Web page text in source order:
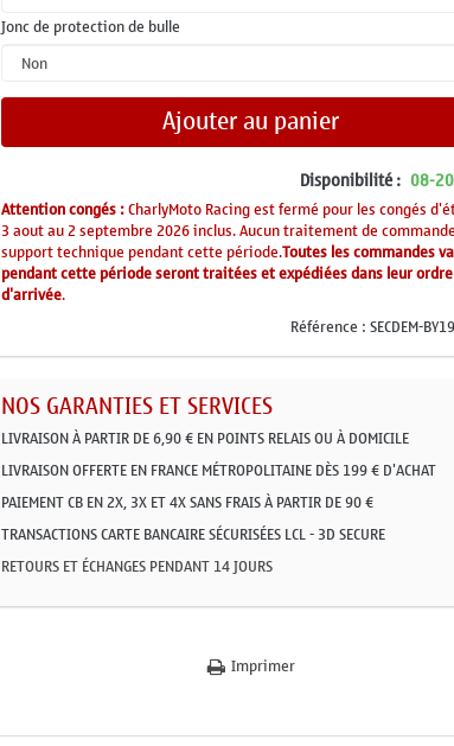
Jonc de protection de bulle
Ajouter au panier
Disponibilité : 08-
Attention congés :CharlyMoto Racing est fermé pour les congés
3 aout au 2 septembre 2026 inclus. Aucun traitement de
support technique pendant cette période.Toutes les commandes
pendant cette période seront traitées et expédiées dans leur ordre
d'arrivée.
Référence :SECDEM-
NOS GARANTIES ET SERVICES
LIVRAISON À PARTIR DE 6,90 € EN POINTS RELAIS OU À DOMICILE
LIVRAISON OFFERTE EN FRANCE MÉTROPOLITAINE DÈS 199 € D'ACHAT
PAIEMENT CB EN 2X, 3X ET 4X SANS FRAIS À PARTIR DE 90 €
TRANSACTIONS CARTE BANCAIRE SÉCURISÉES LCL - 3D SECURE
RETOURS ET ÉCHANGES PENDANT 14 JOURS
Imprimer